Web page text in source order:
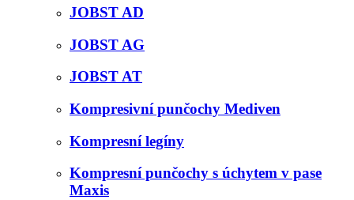
JOBST AD
JOBST AG
JOBST AT
Kompresivní punčochy Mediven
Kompresní legíny
Kompresní punčochy s úchytem v pase
Maxis